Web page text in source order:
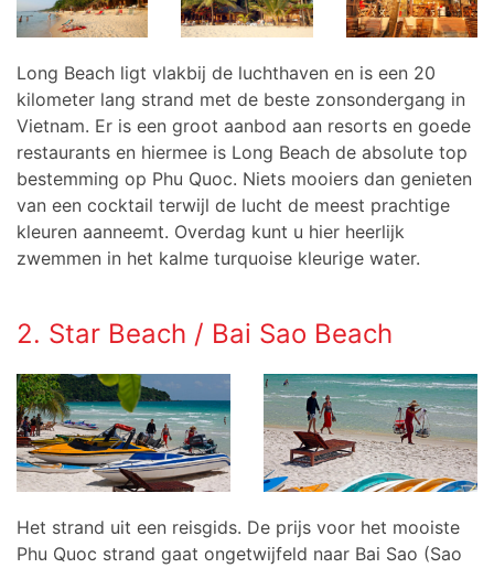
Long Beach ligt vlakbij de luchthaven en is een 20
kilometer lang strand met de beste zonsondergang in
Vietnam. Er is een groot aanbod aan resorts en goede
restaurants en hiermee is Long Beach de absolute top
bestemming op Phu Quoc. Niets mooiers dan genieten
van een cocktail terwijl de lucht de meest prachtige
kleuren aanneemt. Overdag kunt u hier heerlijk
zwemmen in het kalme turquoise kleurige water.
2. Star Beach / Bai Sao Beach
Het strand uit een reisgids. De prijs voor het mooiste
Phu Quoc strand gaat ongetwijfeld naar Bai Sao (Sao